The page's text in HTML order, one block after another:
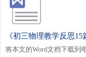
《初三物理教学反思15
将本文的Word文档下载到